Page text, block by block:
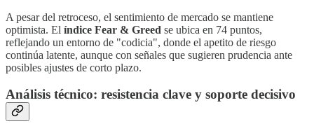
A pesar del retroceso, el sentimiento de mercado se mantiene
optimista. El índice Fear & Greed se ubica en 74 puntos,
reflejando un entorno de "codicia", donde el apetito de riesgo
continúa latente, aunque con señales que sugieren prudencia ante
posibles ajustes de corto plazo.
Análisis técnico: resistencia clave y soporte decisivo